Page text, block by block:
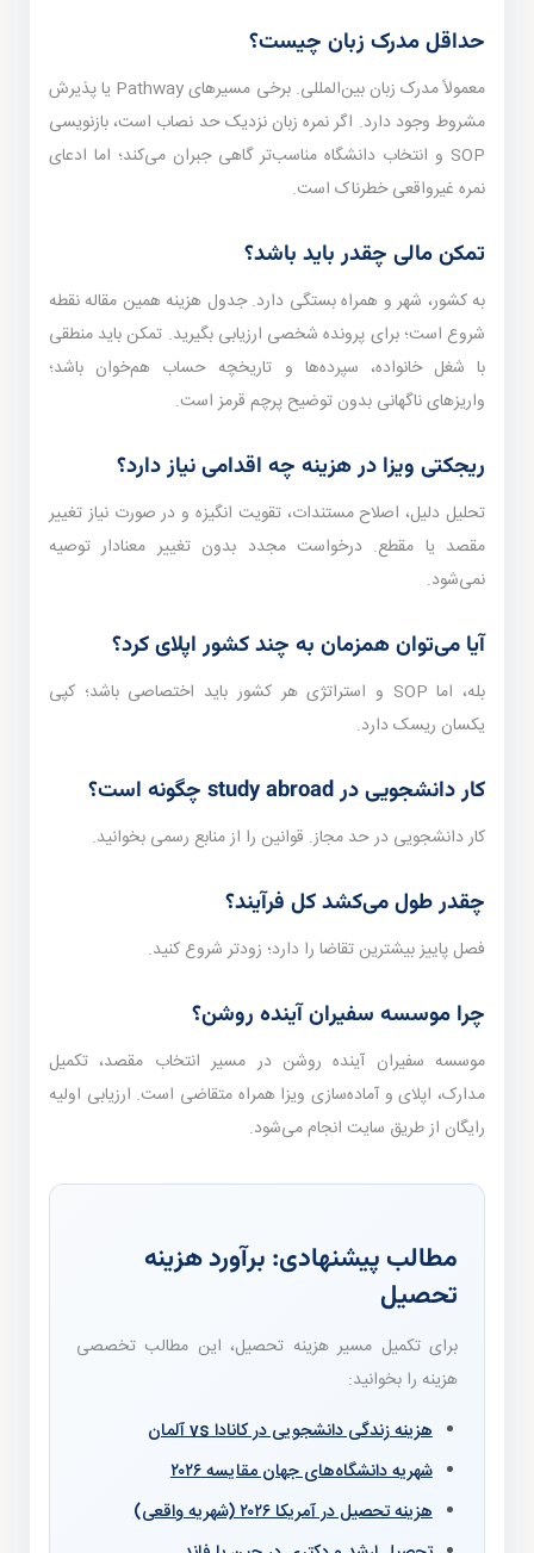
حداقل مدرک زبان چیست؟
معمولاً مدرک زبان بین‌المللی. برخی مسیرهای Pathway یا پذیرش
مشروط وجود دارد. اگر نمره زبان نزدیک حد نصاب است، بازنویسی
SOP و انتخاب دانشگاه مناسب‌تر گاهی جبران می‌کند؛ اما ادعای
نمره غیرواقعی خطرناک است.
تمکن مالی چقدر باید باشد؟
به کشور، شهر و همراه بستگی دارد. جدول هزینه همین مقاله نقطه
شروع است؛ برای پرونده شخصی ارزیابی بگیرید. تمکن باید منطقی
با شغل خانواده، سپرده‌ها و تاریخچه حساب هم‌خوان باشد؛
واریزهای ناگهانی بدون توضیح پرچم قرمز است.
ریجکتی ویزا در هزینه چه اقدامی نیاز دارد؟
تحلیل دلیل، اصلاح مستندات، تقویت انگیزه و در صورت نیاز تغییر
مقصد یا مقطع. درخواست مجدد بدون تغییر معنا‌دار توصیه
نمی‌شود.
آیا می‌توان همزمان به چند کشور اپلای کرد؟
بله، اما SOP و استراتژی هر کشور باید اختصاصی باشد؛ کپی
یکسان ریسک دارد.
کار دانشجویی در study abroad چگونه است؟
کار دانشجویی در حد مجاز. قوانین را از منابع رسمی بخوانید.
چقدر طول می‌کشد کل فرآیند؟
فصل پاییز بیشترین تقاضا را دارد؛ زودتر شروع کنید.
چرا موسسه سفیران آینده روشن؟
موسسه سفیران آینده روشن در مسیر انتخاب مقصد، تکمیل
مدارک، اپلای و آماده‌سازی ویزا همراه متقاضی است. ارزیابی اولیه
رایگان از طریق سایت انجام می‌شود.
مطالب پیشنهادی: برآورد هزینه
تحصیل
برای تکمیل مسیر هزینه تحصیل، این مطالب تخصصی
هزینه را بخوانید:
هزینه زندگی دانشجویی در کانادا vs آلمان
شهریه دانشگاه‌های جهان مقایسه ۲۰۲۶
هزینه تحصیل در آمریکا ۲۰۲۶ (شهریه واقعی)